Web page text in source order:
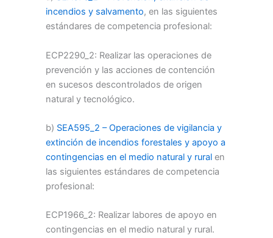
incendios y salvamento, en las siguientes
estándares de competencia profesional:
ECP2290_2: Realizar las operaciones de
prevención y las acciones de contención
en sucesos descontrolados de origen
natural y tecnológico.
b) SEA595_2 – Operaciones de vigilancia y
extinción de incendios forestales y apoyo a
contingencias en el medio natural y rural en
las siguientes estándares de competencia
profesional:
ECP1966_2: Realizar labores de apoyo en
contingencias en el medio natural y rural.